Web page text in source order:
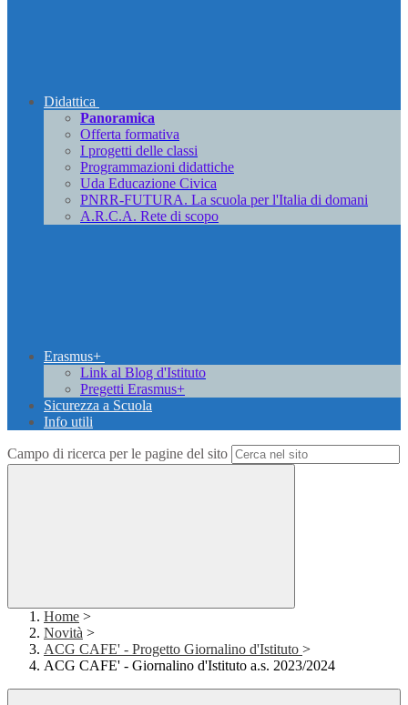
Didattica
Panoramica
Offerta formativa
I progetti delle classi
Programmazioni didattiche
Uda Educazione Civica
PNRR-FUTURA. La scuola per l'Italia di domani
A.R.C.A. Rete di scopo
Erasmus+
Link al Blog d'Istituto
Pregetti Erasmus+
Sicurezza a Scuola
Info utili
Campo di ricerca per le pagine del sito
Home >
Novità >
ACG CAFE' - Progetto Giornalino d'Istituto >
ACG CAFE' - Giornalino d'Istituto a.s. 2023/2024